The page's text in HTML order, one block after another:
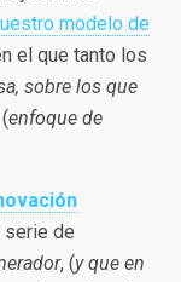
modelo de
el que tanto los
sobre los que
enfoque de
serie de
, (y que en